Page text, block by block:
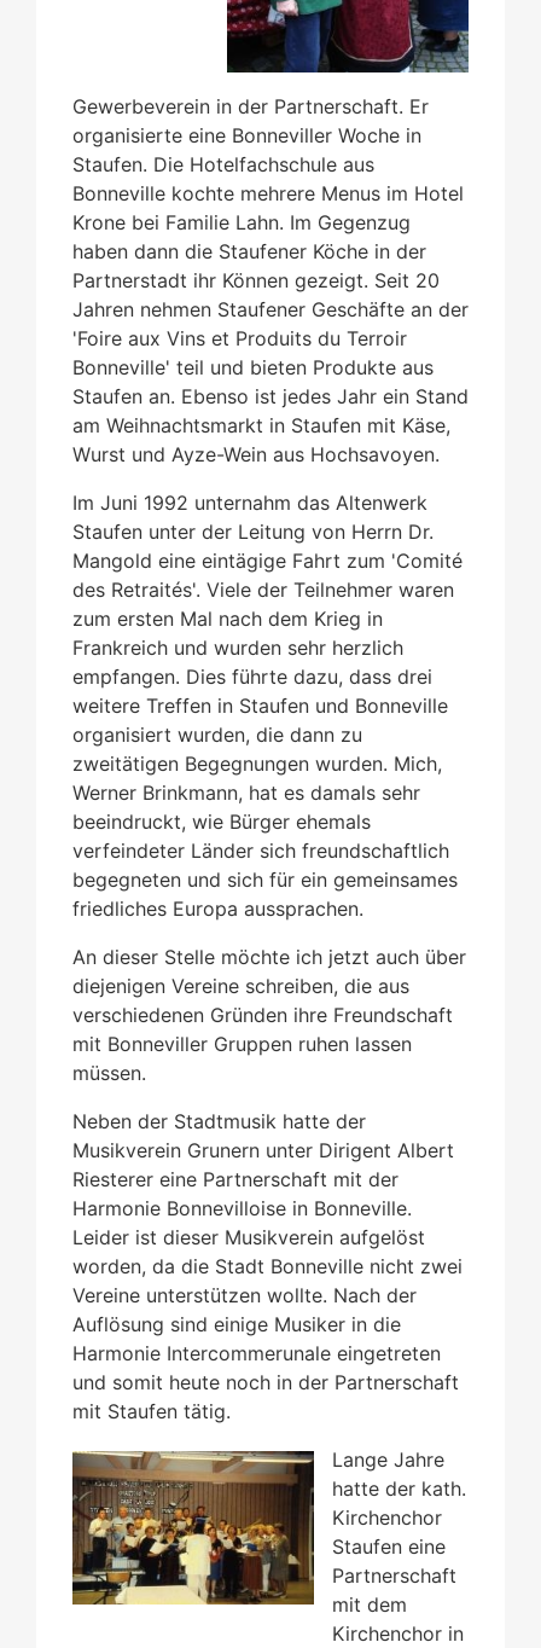
Gewerbeverein in der Partnerschaft. Er
organisierte eine Bonneviller Woche in
Staufen. Die Hotelfachschule aus
Bonneville kochte mehrere Menus im Hotel
Krone bei Familie Lahn. Im Gegenzug
haben dann die Staufener Köche in der
Partnerstadt ihr Können gezeigt. Seit 20
Jahren nehmen Staufener Geschäfte an der
'Foire aux Vins et Produits du Terroir
Bonneville' teil und bieten Produkte aus
Staufen an. Ebenso ist jedes Jahr ein Stand
am Weihnachtsmarkt in Staufen mit Käse,
Wurst und Ayze-Wein aus Hochsavoyen.
Im Juni 1992 unternahm das Altenwerk
Staufen unter der Leitung von Herrn Dr.
Mangold eine eintägige Fahrt zum 'Comité
des Retraités'. Viele der Teilnehmer waren
zum ersten Mal nach dem Krieg in
Frankreich und wurden sehr herzlich
empfangen. Dies führte dazu, dass drei
weitere Treffen in Staufen und Bonneville
organisiert wurden, die dann zu
zweitätigen Begegnungen wurden. Mich,
Werner Brinkmann, hat es damals sehr
beeindruckt, wie Bürger ehemals
verfeindeter Länder sich freundschaftlich
begegneten und sich für ein gemeinsames
friedliches Europa aussprachen.
An dieser Stelle möchte ich jetzt auch über
diejenigen Vereine schreiben, die aus
verschiedenen Gründen ihre Freundschaft
mit Bonneviller Gruppen ruhen lassen
müssen.
Neben der Stadtmusik hatte der
Musikverein Grunern unter Dirigent Albert
Riesterer eine Partnerschaft mit der
Harmonie Bonnevilloise in Bonneville.
Leider ist dieser Musikverein aufgelöst
worden, da die Stadt Bonneville nicht zwei
Vereine unterstützen wollte. Nach der
Auflösung sind einige Musiker in die
Harmonie Intercommerunale eingetreten
und somit heute noch in der Partnerschaft
mit Staufen tätig.
Lange Jahre
hatte der kath.
Kirchenchor
Staufen eine
Partnerschaft
mit dem
Kirchenchor in